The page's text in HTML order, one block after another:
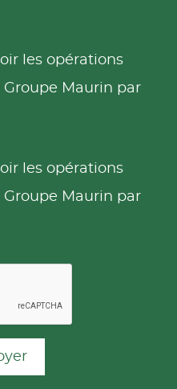
les opérations
Maurin par
les opérations
Maurin par